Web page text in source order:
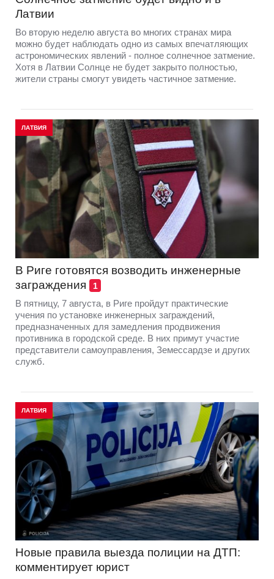
Латвии
Во вторую неделю августа во многих странах мира
можно будет наблюдать одно из самых впечатляющих
астрономических явлений - полное солнечное затмение.
Хотя в Латвии Солнце не будет закрыто полностью,
жители страны смогут увидеть частичное затмение.
ЛАТВИЯ
В Риге готовятся возводить инженерные
заграждения
1
В пятницу, 7 августа, в Риге пройдут практические
учения по установке инженерных заграждений,
предназначенных для замедления продвижения
противника в городской среде. В них примут участие
представители самоуправления, Земессардзе и других
служб.
ЛАТВИЯ
Новые правила выезда полиции на ДТП:
комментирует юрист